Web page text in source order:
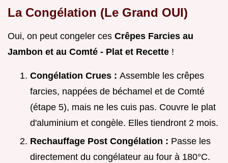
La Congélation (Le Grand OUI)
Oui, on peut congeler ces Crêpes Farcies au
Jambon et au Comté - Plat et Recette !
Congélation Crues : Assemble les crêpes
farcies, nappées de béchamel et de Comté
(étape 5), mais ne les cuis pas. Couvre le plat
d'aluminium et congèle. Elles tiendront 2 mois.
Rechauffage Post Congélation : Passe les
directement du congélateur au four à 180°C.